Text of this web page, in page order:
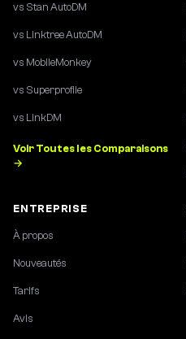
vs Stan AutoDM
vs Linktree AutoDM
vs MobileMonkey
vs Superprofile
vs LinkDM
Voir Toutes les Comparaisons
→
ENTREPRISE
À propos
Nouveautés
Tarifs
Avis